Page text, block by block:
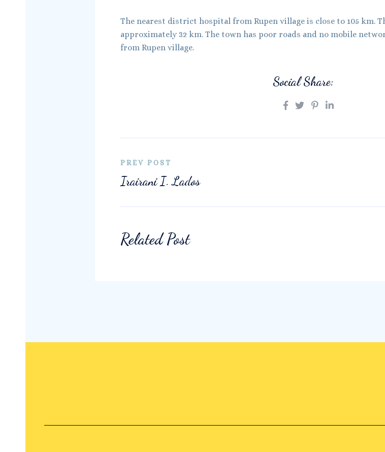
The nearest district hospital from Rupen village is close to 105 km.
approximately 32 km. The town has poor roads and no mobile
from Rupen village.
Social Share:
PREV POST
Irairani I. Lados
Related Post